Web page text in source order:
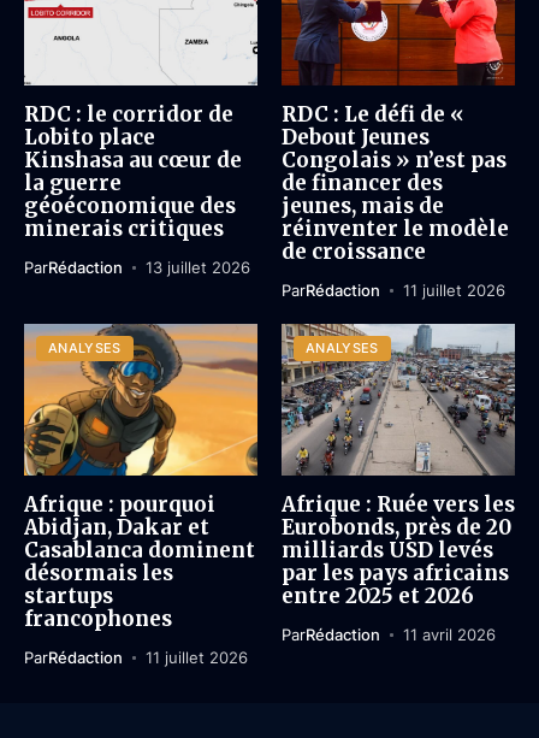
RDC : le corridor de
Lobito place
Kinshasa au cœur de
la guerre
géoéconomique des
minerais critiques
ParRédaction 13 juillet 2026
RDC : Le défi de «
Debout Jeunes
Congolais » n’est pas
de financer des
jeunes, mais de
réinventer le modèle
de croissance
ParRédaction 11 juillet 2026
ANALYSES
Afrique : pourquoi
Abidjan, Dakar et
Casablanca dominent
désormais les
startups
francophones
ParRédaction 11 juillet 2026
ANALYSES
Afrique : Ruée vers les
Eurobonds, près de 20
milliards USD levés
par les pays africains
entre 2025 et 2026
ParRédaction 11 avril 2026